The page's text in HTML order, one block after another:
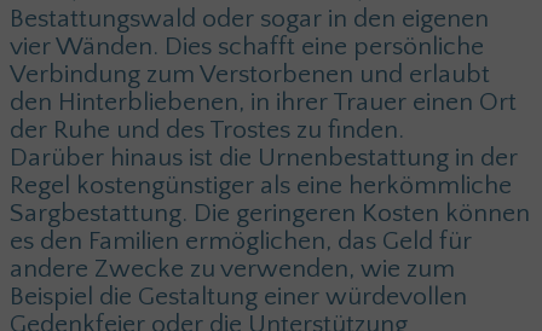
Bestattungswald oder sogar in den eigenen
vier Wänden. Dies schafft eine persönliche
Verbindung zum Verstorbenen und erlaubt
den Hinterbliebenen, in ihrer Trauer einen Ort
der Ruhe und des Trostes zu finden.
Darüber hinaus ist die Urnenbestattung in der
Regel kostengünstiger als eine herkömmliche
Sargbestattung. Die geringeren Kosten können
es den Familien ermöglichen, das Geld für
andere Zwecke zu verwenden, wie zum
Beispiel die Gestaltung einer würdevollen
Gedenkfeier oder die Unterstützung